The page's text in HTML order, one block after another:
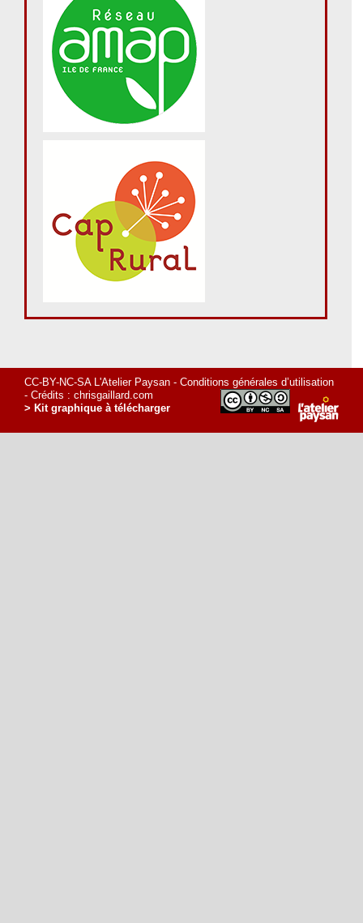
CC-BY-NC-SA L'Atelier Paysan - Conditions générales d’utilisation
- Crédits : chrisgaillard.com
> Kit graphique à télécharger